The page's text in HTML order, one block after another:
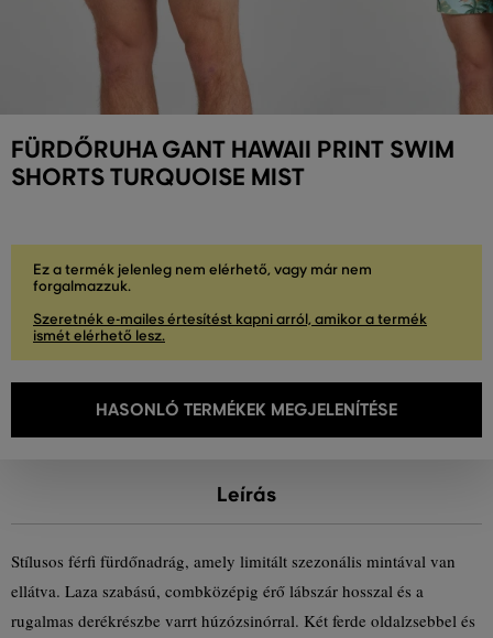
FÜRDŐRUHA GANT HAWAII PRINT SWIM
SHORTS TURQUOISE MIST
Ez a termék jelenleg nem elérhető, vagy már nem
forgalmazzuk.
Szeretnék e-mailes értesítést kapni arról, amikor a termék
ismét elérhető lesz.
HASONLÓ TERMÉKEK MEGJELENÍTÉSE
Leírás
Stílusos férfi fürdőnadrág, amely limitált szezonális mintával van
ellátva. Laza szabású, combközépig érő lábszár hosszal és a
rugalmas derékrészbe varrt húzózsinórral. Két ferde oldalzsebbel és